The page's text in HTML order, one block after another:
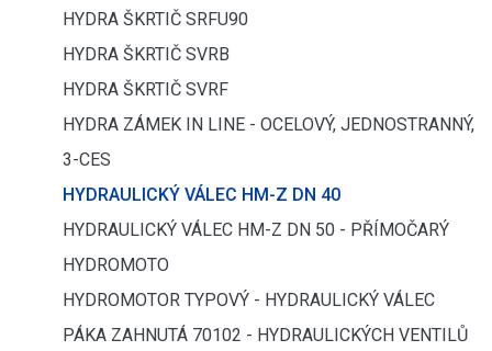
HYDRA ŠKRTIČ SRFU90
HYDRA ŠKRTIČ SVRB
HYDRA ŠKRTIČ SVRF
HYDRA ZÁMEK IN LINE - OCELOVÝ, JEDNOSTRANNÝ,
3-CES
HYDRAULICKÝ VÁLEC HM-Z DN 40
HYDRAULICKÝ VÁLEC HM-Z DN 50 - PŘÍMOČARÝ
HYDROMOTO
HYDROMOTOR TYPOVÝ - HYDRAULICKÝ VÁLEC
PÁKA ZAHNUTÁ 70102 - HYDRAULICKÝCH VENTILŮ